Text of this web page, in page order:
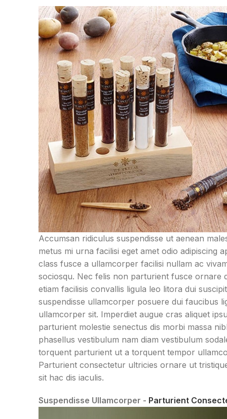
per at vitae ante
eleifend mollis
adipiscing.
eleifend
Accumsan ridiculus suspendisse ut aenean
metus mi urna facilisi eget amet odio adipiscing
class fusce a ullamcorper facilisi nullam ac
sociosqu. Nec felis non parturient fusce ornare
etiam facilisis convallis ligula leo litora dui suscipit
suspendisse ullamcorper posuere dui faucibus
ullamcorper sit. Imperdiet augue cras aliquet
parturient molestie senectus dis morbi massa
phasellus vestibulum nam diam vestibulum
torquent parturient ut a torquent tempor
Parturient consectetur ultricies ornare ut
sit hac dis iaculis.
Suspendisse Ullamcorper - Parturient